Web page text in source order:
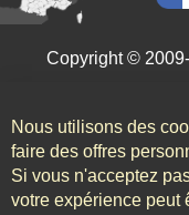
Copyright ©
Nous utilisons des
faire des offres
Si vous n'acceptez
votre expérience peut